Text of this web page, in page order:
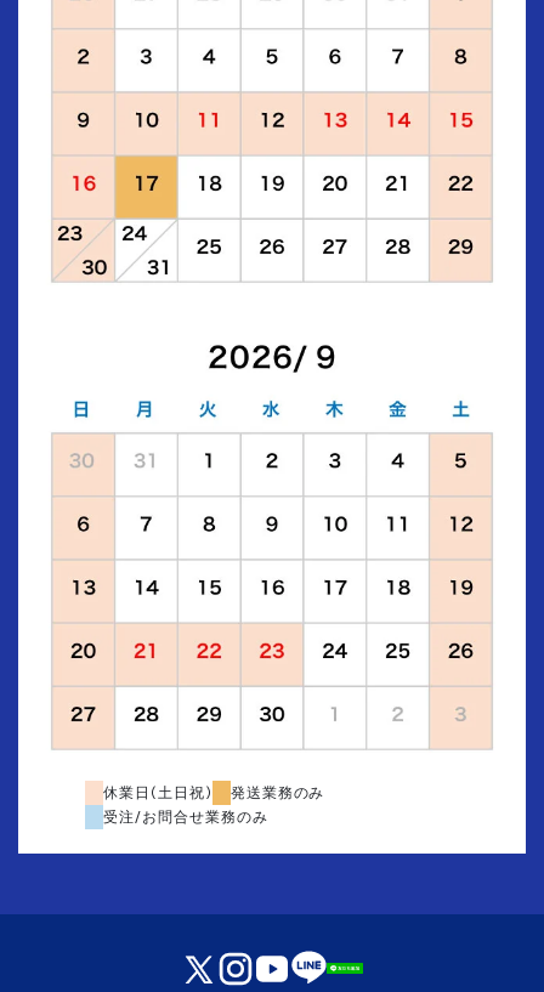
休業日(土日祝)
発送業務のみ
受注/お問合せ業務のみ